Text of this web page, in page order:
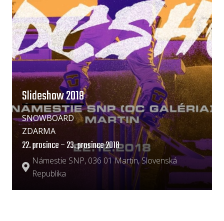
Slideshow 2018
Námestie SNP, 036 01 Martin, Slovenská
Republika
22. prosince – 23. prosince 2018
ZDARMA
SNOWBOARD